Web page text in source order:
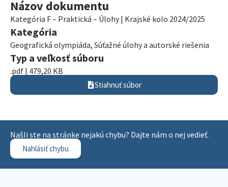
Názov dokumentu
Kategória F – Praktická – Úlohy | Krajské kolo 2024/2025
Kategória
Geografická olympiáda, Súťažné úlohy a autorské riešenia
Typ a veľkosť súboru
.pdf | 479,20 KB
Stiahnuť súbor
Našli ste na stránke nejakú chybu? Dajte nám o nej vedieť.
Nahlásiť chybu